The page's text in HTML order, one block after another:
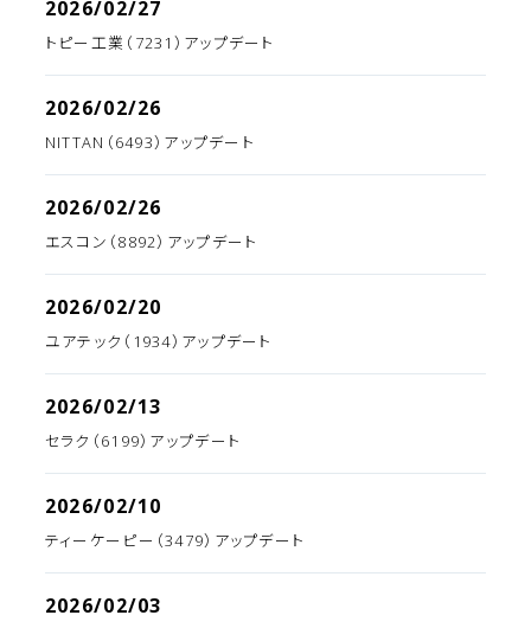
2026/02/27
トピー工業（7231）アップデート
2026/02/26
NITTAN（6493）アップデート
2026/02/26
エスコン（8892）アップデート
2026/02/20
ユアテック（1934）アップデート
2026/02/13
セラク（6199）アップデート
2026/02/10
ティーケーピー（3479）アップデート
2026/02/03